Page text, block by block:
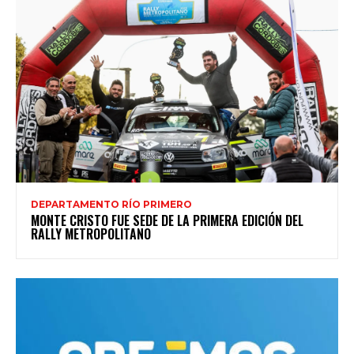
DEPARTAMENTO RÍO PRIMERO
MONTE CRISTO FUE SEDE DE LA PRIMERA EDICIÓN DEL
RALLY METROPOLITANO